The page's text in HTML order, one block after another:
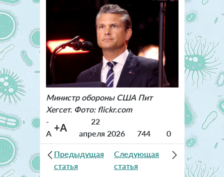
Министр обороны США Пит
Хегсет. Фото: flickr.com
-
A +A
22
апреля 2026
744 0
Предыдущая
статья
Следующая
статья